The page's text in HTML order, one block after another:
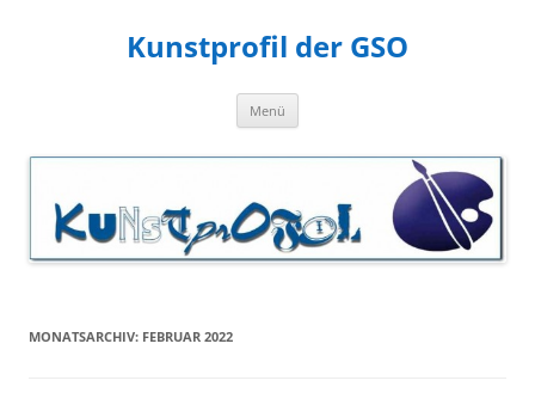
Kunstprofil der GSO
Menü
MONATSARCHIV: FEBRUAR 2022